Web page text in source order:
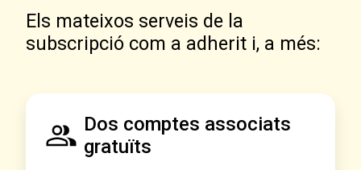
Els mateixos serveis de la
subscripció com a adherit i, a més:
Dos comptes associats
gratuïts